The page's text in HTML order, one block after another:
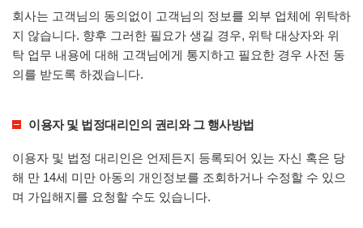
회사는 고객님의 동의없이 고객님의 정보를 외부 업체에 위탁하
지 않습니다. 향후 그러한 필요가 생길 경우, 위탁 대상자와 위
탁 업무 내용에 대해 고객님에게 통지하고 필요한 경우 사전 동
의를 받도록 하겠습니다.
이용자 및 법정대리인의 권리와 그 행사방법
이용자 및 법정 대리인은 언제든지 등록되어 있는 자신 혹은 당
해 만 14세 미만 아동의 개인정보를 조회하거나 수정할 수 있으
며 가입해지를 요청할 수도 있습니다.